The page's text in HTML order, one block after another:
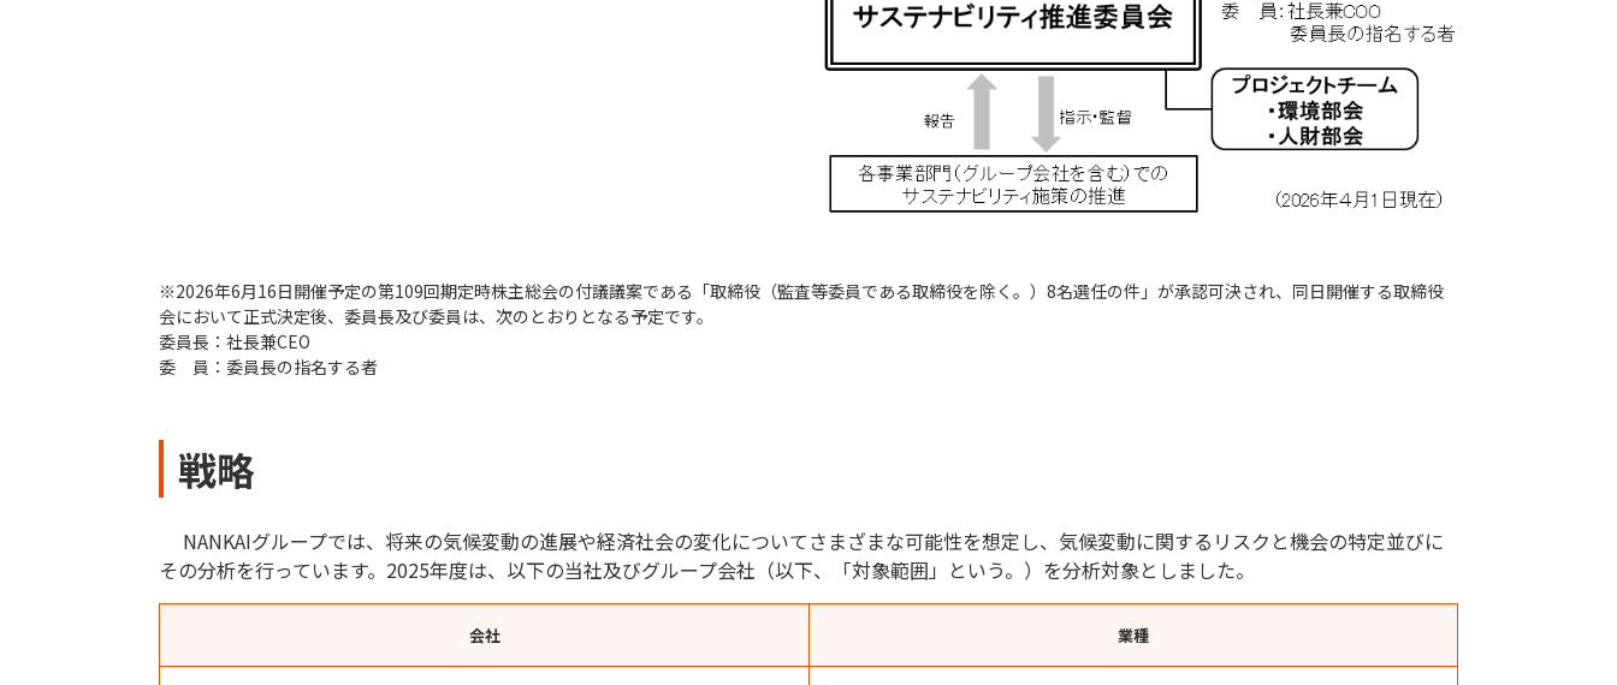
※2026年6月16日開催予定の第109回期定時株主総会の付議議案である「取締役（監査等委員である取締役を除く。）8名選任の件」が承認可決され、同日開催する取締役
会において正式決定後、委員長及び委員は、次のとおりとなる予定です。
委員長：社長兼CEO
委 員：委員長の指名する者
戦略
NANKAIグループでは、将来の気候変動の進展や経済社会の変化についてさまざまな可能性を想定し、気候変動に関するリスクと機会の特定並びに
その分析を行っています。2025年度は、以下の当社及びグループ会社（以下、「対象範囲」という。）を分析対象としました。
会社 業種